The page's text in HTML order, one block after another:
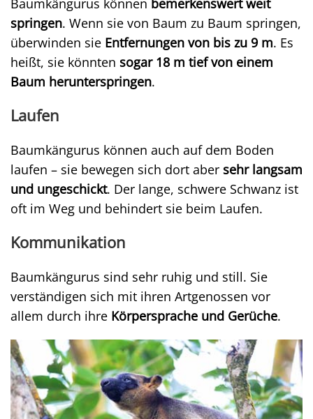
Baumkängurus können bemerkenswert weit
springen. Wenn sie von Baum zu Baum springen,
überwinden sie Entfernungen von bis zu 9 m. Es
heißt, sie könnten sogar 18 m tief von einem
Baum herunterspringen.
Laufen
Baumkängurus können auch auf dem Boden
laufen – sie bewegen sich dort aber sehr langsam
und ungeschickt. Der lange, schwere Schwanz ist
oft im Weg und behindert sie beim Laufen.
Kommunikation
Baumkängurus sind sehr ruhig und still. Sie
verständigen sich mit ihren Artgenossen vor
allem durch ihre Körpersprache und Gerüche.